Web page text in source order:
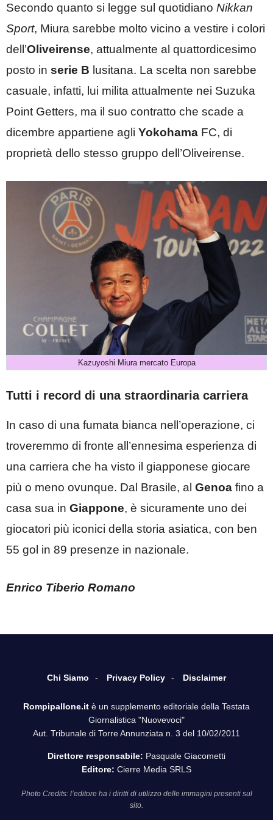
Secondo quanto si legge sul quotidiano Nikkan
Sport, Miura sarebbe molto vicino a vestire i colori
dell’Oliveirense, attualmente al quattordicesimo
posto in serie B lusitana. La scelta non sarebbe
casuale, infatti, lui milita attualmente nei Suzuka
Point Getters, ma il suo contratto che scade a
dicembre appartiene agli Yokohama FC, di
proprietà dello stesso gruppo dell’Oliveirense.
Kazuyoshi Miura mercato Europa
Tutti i record di una straordinaria carriera
In caso di una fumata bianca nell’operazione, ci
troveremmo di fronte all’ennesima esperienza di
una carriera che ha visto il giapponese giocare
più o meno ovunque. Dal Brasile, al Genoa fino a
casa sua in Giappone, è sicuramente uno dei
giocatori più iconici della storia asiatica, con ben
55 gol in 89 presenze in nazionale.
Enrico Tiberio Romano
Chi Siamo Privacy Policy Disclaimer
Rompipallone.it è un supplemento editoriale della Testata
Giornalistica "Nuovevoci"
Aut. Tribunale di Torre Annunziata n. 3 del 10/02/2011
Direttore responsabile: Pasquale Giacometti
Editore: Cierre Media SRLS
Photo Credits: l’editore ha i diritti di utilizzo delle immagini presenti sul
sito.